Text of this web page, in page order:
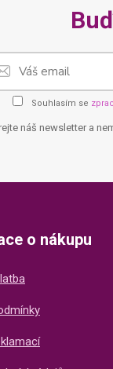
Souhlasím se
náš newsletter a
o nákupu